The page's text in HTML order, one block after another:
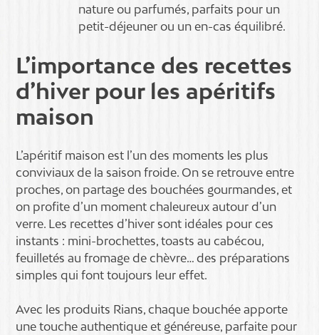
nature ou parfumés, parfaits pour un
petit-déjeuner ou un en-cas équilibré.
L’importance des recettes
d’hiver pour les apéritifs
maison
L’apéritif maison est l’un des moments les plus
conviviaux de la saison froide. On se retrouve entre
proches, on partage des bouchées gourmandes, et
on profite d’un moment chaleureux autour d’un
verre. Les recettes d’hiver sont idéales pour ces
instants : mini-brochettes, toasts au cabécou,
feuilletés au fromage de chèvre… des préparations
simples qui font toujours leur effet.
Avec les produits Rians, chaque bouchée apporte
une touche authentique et généreuse, parfaite pour